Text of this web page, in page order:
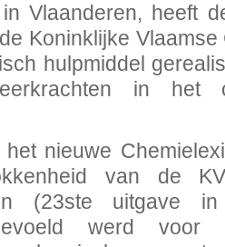
Vlaanderen, heeft
Koninklijke
hulpmiddel
in het
nieuwe
van de
(23ste uitgave
werd voor